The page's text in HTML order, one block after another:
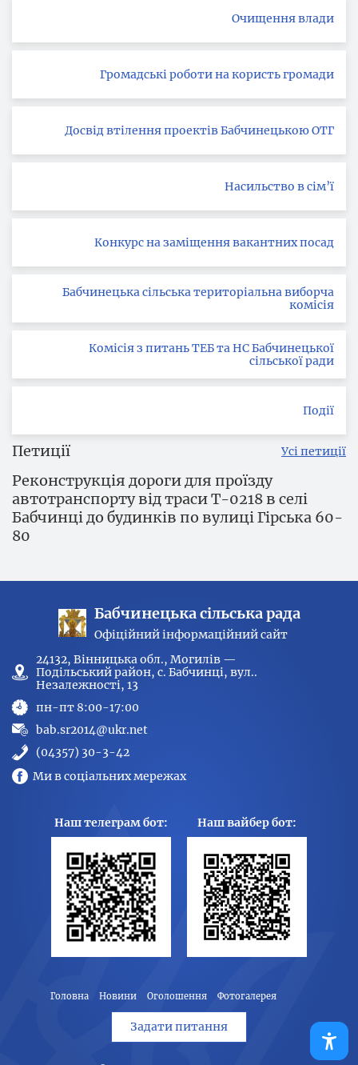
Очищення влади
Громадські роботи на користь громади
Досвід втілення проектів Бабчинецькою ОТГ
Насильство в сім’ї
Конкурс на заміщення вакантних посад
Бабчинецька сільська територіальна виборча
комісія
Комісія з питань ТЕБ та НС Бабчинецької
сільської ради
Події
Петиції Усі петиції
Реконструкція дороги для проїзду
автотранспорту від траси Т-0218 в селі
Бабчинці до будинків по вулиці Гірська 60-
80
Бабчинецька сільська рада
Офіційний інформаційний сайт
24132, Вінницька обл., Могилів —
Подільський район, с. Бабчинці, вул..
Незалежності, 13
пн-пт 8:00-17:00
bab.sr2014@ukr.net
(04357) 30-3-42
Ми в соціальних мережах
Наш телеграм бот: Наш вайбер бот:
Головна Новини Оголошення Фотогалерея
Задати питання